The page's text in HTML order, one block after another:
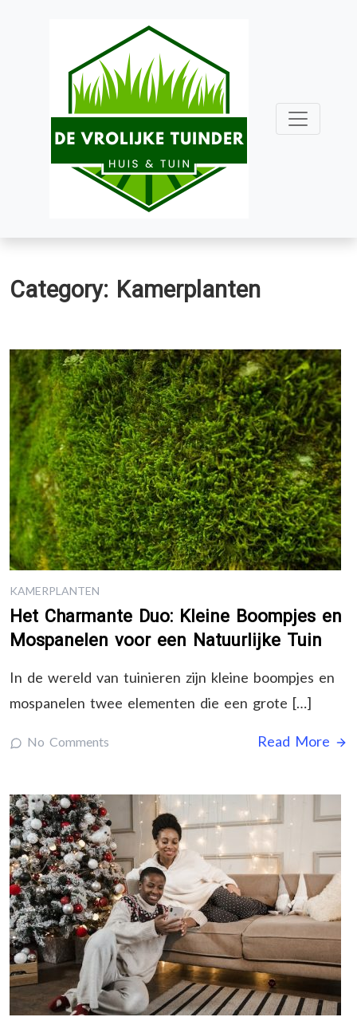
Category: Kamerplanten
KAMERPLANTEN
Het Charmante Duo: Kleine Boompjes en
Mospanelen voor een Natuurlijke Tuin
In de wereld van tuinieren zijn kleine boompjes en
mospanelen twee elementen die een grote […]
No Comments Read More